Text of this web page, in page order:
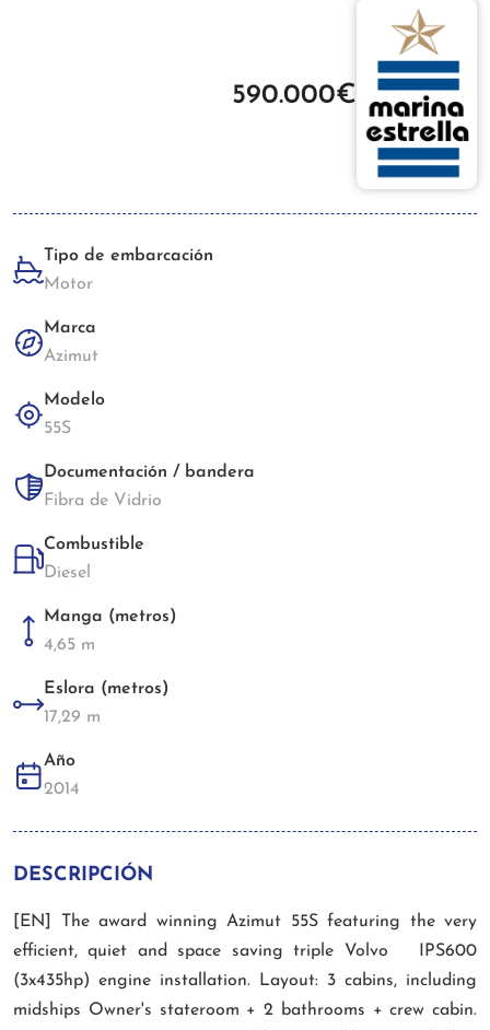
590.000€
Tipo de embarcación
Motor
Marca
Azimut
Modelo
55S
Documentación / bandera
Fibra de Vidrio
Combustible
Diesel
Manga (metros)
4,65 m
Eslora (metros)
17,29 m
Año
2014
DESCRIPCIÓN
[EN] The award winning Azimut 55S featuring the very
efficient, quiet and space saving triple Volvo IPS600
(3x435hp) engine installation. Layout: 3 cabins, including
midships Owner's stateroom + 2 bathrooms + crew cabin.